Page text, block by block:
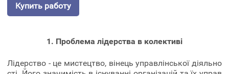
Купить работу
1. Проблема лідерства в колективі
Лідерство - це мистецтво, вінець управлінської діяльно